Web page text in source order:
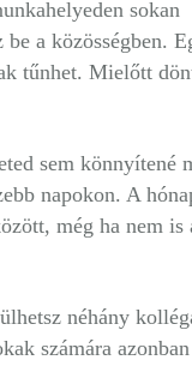
sokan
a közösségben.
tűnhet. Mielőtt
sem könnyítené
napokon. A
még ha nem is
néhány
számára